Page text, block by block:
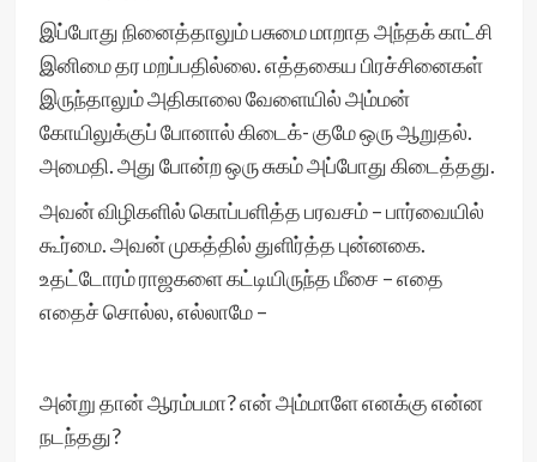
இப்போது நினைத்தாலும் பசுமை மாறாத அந்தக் காட்சி
இனிமை தர மறப்பதில்லை. எத்தகைய பிரச்சினைகள்
இருந்தாலும் அதிகாலை வேளையில் அம்மன்
கோயிலுக்குப் போனால் கிடைக்- குமே ஒரு ஆறுதல்.
அமைதி. அது போன்ற ஒரு சுகம் அப்போது கிடைத்தது.
அவன் விழிகளில் கொப்பளித்த பரவசம் – பார்வையில்
கூர்மை. அவன் முகத்தில் துளிர்த்த புன்னகை.
உதட்டோரம் ராஜகளை கட்டியிருந்த மீசை – எதை
எதைச் சொல்ல, எல்லாமே –
அன்று தான் ஆரம்பமா? என் அம்மாளே எனக்கு என்ன
நடந்தது?